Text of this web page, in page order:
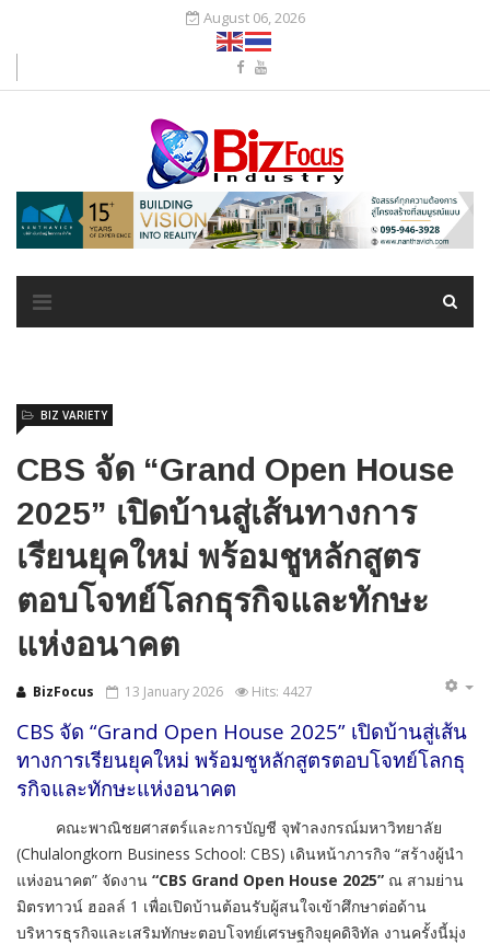
August 06, 2026
CBS จัด “Grand Open House
2025” เปิดบ้านสู่เส้นทางการ
เรียนยุคใหม่ พร้อมชูหลักสูตร
ตอบโจทย์โลกธุรกิจและทักษะ
แห่งอนาคต
BizFocus
BIZ VARIETY
13 January 2026 Hits: 4427
CBS จัด “Grand Open House 2025” เปิดบ้านสู่เส้น
ทางการเรียนยุคใหม่ พร้อมชูหลักสูตรตอบโจทย์โลกธุ
รกิจและทักษะแห่งอนาคต
คณะพาณิชยศาสตร์และการบัญชี จุฬาลงกรณ์มหาวิทยาลัย
(Chulalongkorn Business School: CBS) เดินหน้าภารกิจ “สร้างผู้นำ
แห่งอนาคต” จัดงาน “CBS Grand Open House 2025” ณ สามย่าน
มิตรทาวน์ ฮอลล์ 1 เพื่อเปิดบ้านต้อนรับผู้สนใจเข้าศึกษาต่อด้าน
บริหารธุรกิจและเสริมทักษะตอบโจทย์เศรษฐกิจยุคดิจิทัล งานครั้งนี้มุ่ง